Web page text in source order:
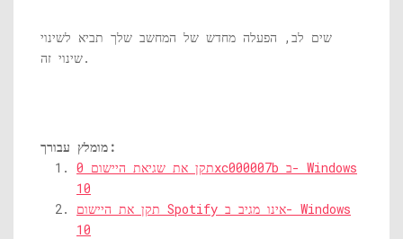
שים לב, הפעלה מחדש של המחשב שלך תביא לשינוי
שינוי זה.
מומלץ עבורך:
תקן את שגיאת היישום 0xc000007b ב- Windows
10
תקן את היישום Spotify אינו מגיב ב- Windows
10